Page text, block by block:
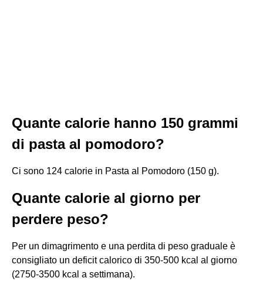
Quante calorie hanno 150 grammi
di pasta al pomodoro?
Ci sono 124 calorie in Pasta al Pomodoro (150 g).
Quante calorie al giorno per
perdere peso?
Per un dimagrimento e una perdita di peso graduale è
consigliato un deficit calorico di 350-500 kcal al giorno
(2750-3500 kcal a settimana).